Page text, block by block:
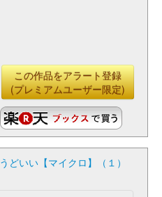
この作品をアラート登録
(プレミアムユーザー限定)
どいい【マイクロ】（１）